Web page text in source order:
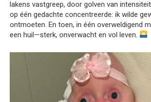
lakens vastgreep, door golven van
op één gedachte concentreerde: ik wilde
ontmoeten. En toen, in één overweldigend
een huil—sterk, onverwacht en vol leven.